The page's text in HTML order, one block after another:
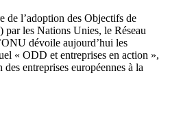
de l’adoption des Objectifs de
les Nations Unies, le Réseau
dévoile aujourd’hui les
« ODD et entreprises en action »,
entreprises européennes à la